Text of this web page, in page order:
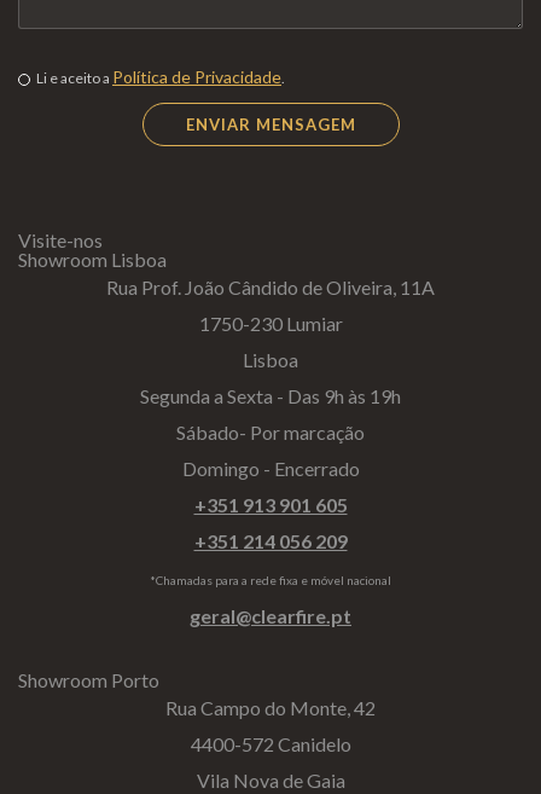
Li e aceito a Política de Privacidade.
Visite-nos
Showroom Lisboa
Rua Prof. João Cândido de Oliveira, 11A
1750-230 Lumiar
Lisboa
Segunda a Sexta - Das 9h às 19h
Sábado- Por marcação
Domingo - Encerrado
+351 913 901 605
+351 214 056 209
*Chamadas para a rede fixa e móvel nacional
geral@clearfire.pt
Showroom Porto
Rua Campo do Monte, 42
4400-572 Canidelo
Vila Nova de Gaia